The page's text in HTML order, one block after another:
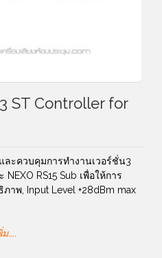
ST Controller for
ะควบคุมการทำงานเวอร์ชั่น3
RS15 Sub เพื่อให้การ
าพ, Input Level +28dBm max
…..